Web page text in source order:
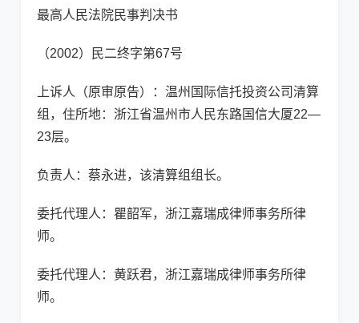
最高人民法院民事判决书
（2002）民二终字第67号
上诉人（原审原告）：温州国际信托投资公司清算
组，住所地：浙江省温州市人民东路国信大厦22—
23层。
负责人：蔡永进，该清算组组长。
委托代理人：瞿韶军，浙江嘉瑞成律师事务所律
师。
委托代理人：黄跃君，浙江嘉瑞成律师事务所律
师。